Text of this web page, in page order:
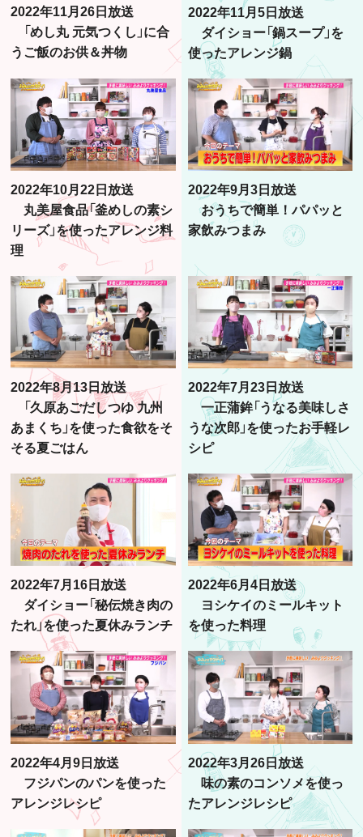
2022年11月26日放送
「めし丸 元気つくし」に合
うご飯のお供＆丼物
2022年11月5日放送
ダイショー「鍋スープ」を
使ったアレンジ鍋
2022年10月22日放送
丸美屋食品「釜めしの素シ
リーズ」を使ったアレンジ料
理
2022年9月3日放送
おうちで簡単！パパッと
家飲みつまみ
2022年8月13日放送
「久原あごだしつゆ 九州
あまくち」を使った食欲をそ
そる夏ごはん
2022年7月23日放送
一正蒲鉾「うなる美味しさ
うな次郎」を使ったお手軽レ
シピ
2022年7月16日放送
ダイショー「秘伝焼き肉の
たれ」を使った夏休みランチ
2022年6月4日放送
ヨシケイのミールキット
を使った料理
2022年4月9日放送
フジパンのパンを使った
アレンジレシピ
2022年3月26日放送
味の素のコンソメを使っ
たアレンジレシピ